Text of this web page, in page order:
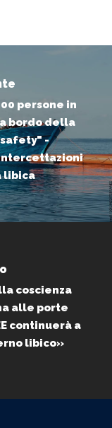
persone in
bordo della
-
libica
coscienza
alle porte
continuerà a
libico»